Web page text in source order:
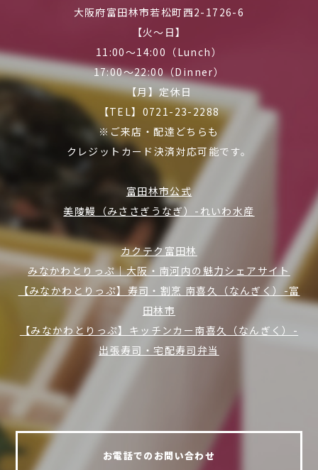
大阪府富田林市若松町西2-1726-6
【火～日】
11:00～14:00（Lunch）
17:00～22:00（Dinner）
【月】定休日
【TEL】0721-23-2288
※ご来店・配達どちらも
クレジットカード決済対応可能です。
富田林市公式
美陵鰻（みささぎうなぎ）-れいわ水産
カクテク富田林
みなかわとりっぷ｜大阪・南河内の魅力シェアサイト
【みなかわとりっぷ】寿司・割烹 南喜久（なんぎく）-富
田林市
【みなかわとりっぷ】キッチンカー南喜久（なんぎく）-
出張寿司・宅配寿司弁当
お電話でのお問い合わせ